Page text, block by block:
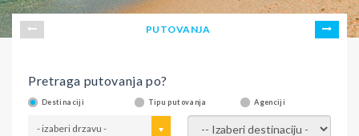
PUTOVANJA
Pretraga putovanja po?
Destinaciji Tipu putovanja Agenciji
- izaberi drzavu - - izaberi destinaciju -